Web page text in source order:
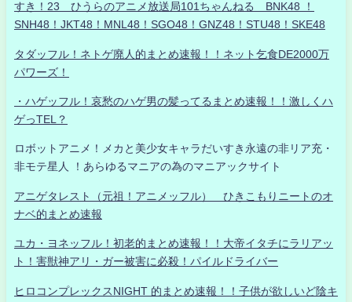
すき！23 ひうらのアニメ放送局101ちゃんねる BNK48 ！
SNH48！JKT48！MNL48！SGO48！GNZ48！STU48！SKE48
タダッフル！ネトゲ廃人的まとめ速報！！ネット乞食DE2000万
パワーズ！
・ハゲッフル！哀愁のハゲ男の髪ってるまとめ速報！！激しくハ
ゲっTEL？
ロボットアニメ！メカと美少女キャラだいすき永遠の非リア充・
非モテ星人 ！あらゆるマニアの為のマニアックサイト
アニゲタレスト（元祖！アニメッフル） ひきこもりニートのオ
ナベ的まとめ速報
ユカ・ヨネッフル！初老的まとめ速報！！大帝イタチにラリアッ
ト！害獣神アリ・ガー被害に必殺！パイルドライバー
ヒロコンプレックスNIGHT 的まとめ速報！！子供が欲しいど陰キ